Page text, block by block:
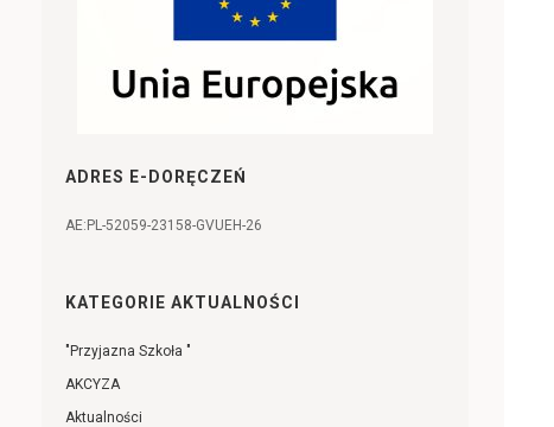
ADRES E-DORĘCZEŃ
AE:PL-52059-23158-GVUEH-26
KATEGORIE AKTUALNOŚCI
"Przyjazna Szkoła "
AKCYZA
Aktualności